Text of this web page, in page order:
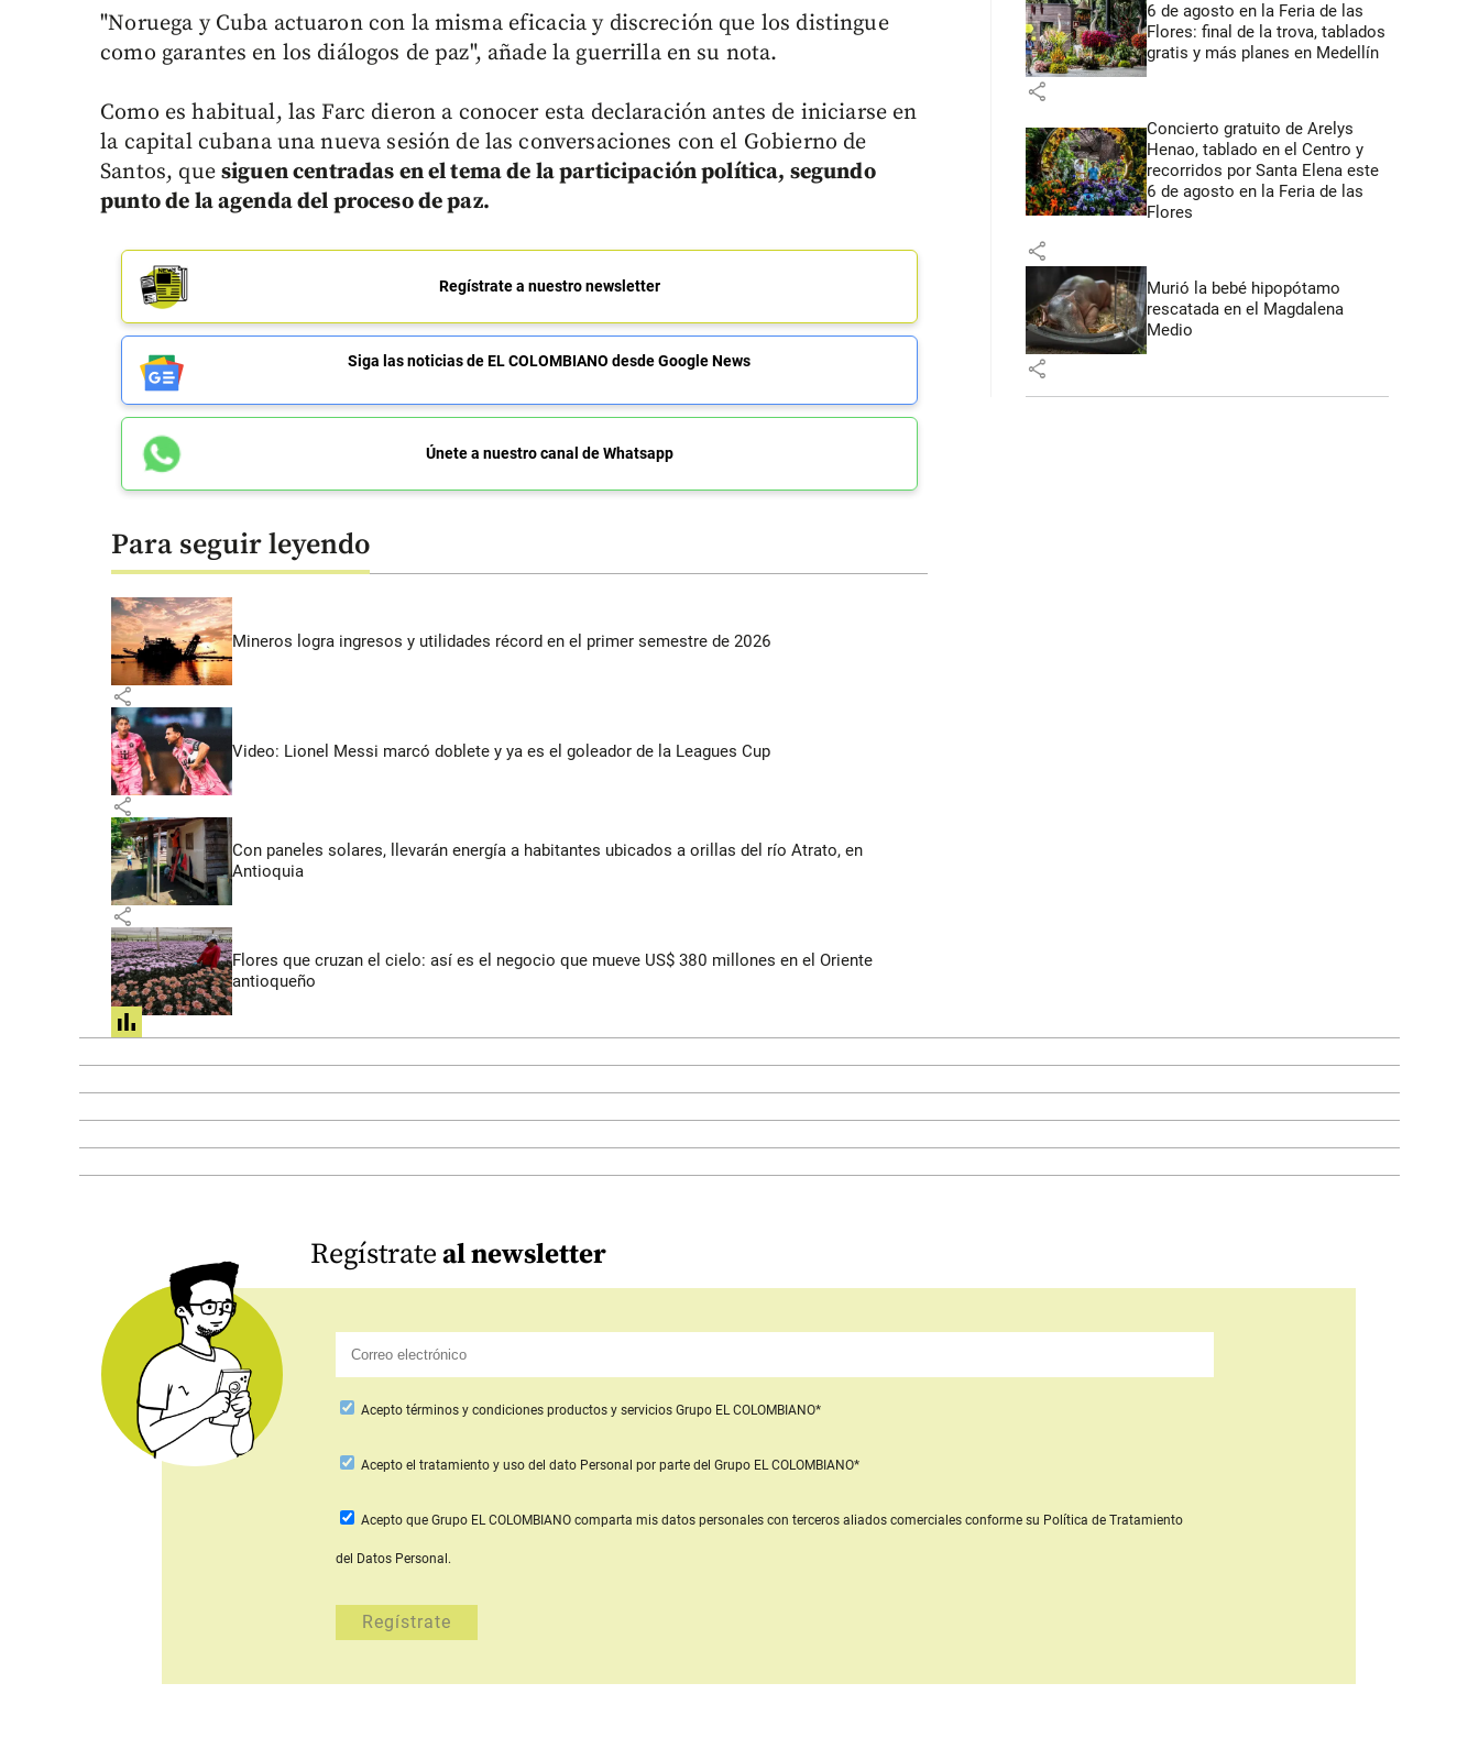
"Noruega y Cuba actuaron con la misma eficacia y discreción que los distingue
como garantes en los diálogos de paz", añade la guerrilla en su nota.
Como es habitual, las Farc dieron a conocer esta declaración antes de iniciarse en
la capital cubana una nueva sesión de las conversaciones con el Gobierno de
Santos, que siguen centradas en el tema de la participación política, segundo
punto de la agenda del proceso de paz.
Regístrate a nuestro newsletter
Siga las noticias de EL COLOMBIANO desde Google News
Únete a nuestro canal de Whatsapp
Para seguir leyendo
Mineros logra ingresos y utilidades récord en el primer semestre de 2026
share
Video: Lionel Messi marcó doblete y ya es el goleador de la Leagues Cup
share
Con paneles solares, llevarán energía a habitantes ubicados a orillas del río Atrato, en
Antioquia
share
Flores que cruzan el cielo: así es el negocio que mueve US$ 380 millones en el Oriente
antioqueño
share
6 de agosto en la Feria de las
Flores: final de la trova, tablados
gratis y más planes en Medellín
share
Concierto gratuito de Arelys
Henao, tablado en el Centro y
recorridos por Santa Elena este
6 de agosto en la Feria de las
Flores
share
Murió la bebé hipopótamo
rescatada en el Magdalena
Medio
share
Regístrateal newsletter
Acepto términos y condiciones productos y servicios Grupo EL COLOMBIANO*
Aceptoel tratamiento y uso del dato Personal por parte del Grupo EL COLOMBIANO*
Acepto que Grupo EL COLOMBIANO comparta mis datos personales con terceros aliados comercialesconforme su Política de Tratamiento
del Datos Personal.